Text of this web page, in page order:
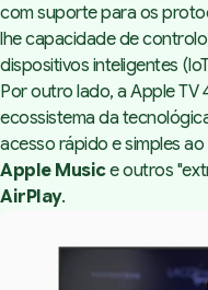
com suporte para os
lhe capacidade de
dispositivos inteligentes
Por outro lado, a Apple
ecossistema da
acesso rápido e simples
Apple Musice outros
AirPlay.